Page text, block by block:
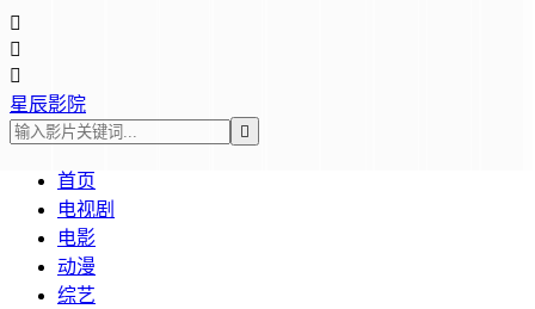



星辰影院

首页
电视剧
电影
动漫
综艺